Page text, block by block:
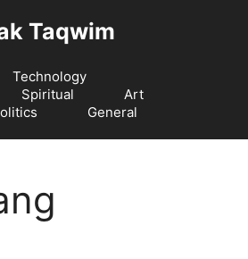
Taqwim
Technology
Spiritual
Art
General